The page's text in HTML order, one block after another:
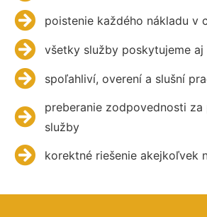
poistenie každého nákladu v
všetky služby poskytujeme aj
spoľahliví, overení a slušní
preberanie zodpovednosti za
služby
korektné riešenie akejkoľvek